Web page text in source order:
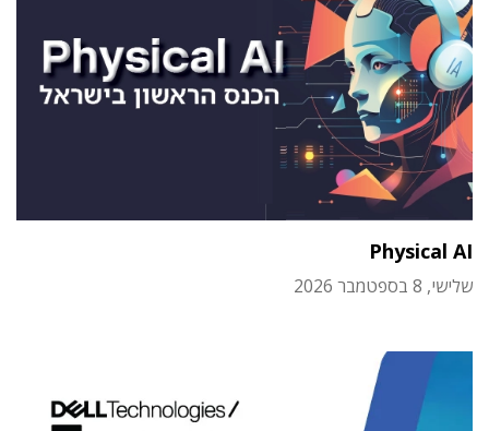
Physical AI
שלישי, 8 בספטמבר 2026